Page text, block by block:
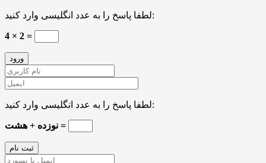
لطفا پاسخ را به عدد انگلیسی وارد کنید:
4 × 2 =
لطفا پاسخ را به عدد انگلیسی وارد کنید:
نوزده + هشت =